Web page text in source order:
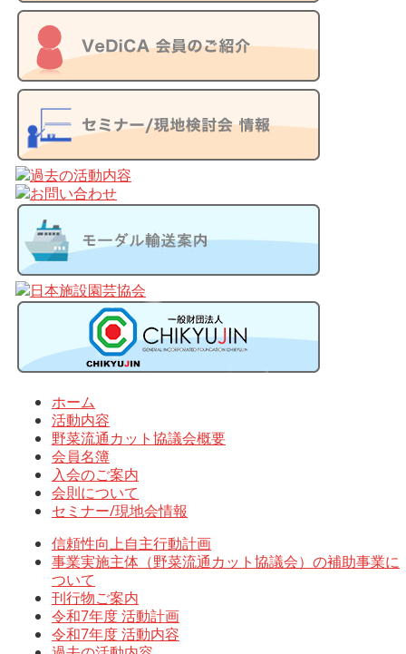
ホーム
活動内容
野菜流通カット協議会概要
会員名簿
入会のご案内
会則について
セミナー/現地会情報
信頼性向上自主行動計画
事業実施主体（野菜流通カット協議会）の補助事業に
ついて
刊行物ご案内
令和7年度 活動計画
令和7年度 活動内容